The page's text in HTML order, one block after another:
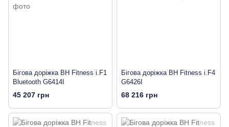
Бігова доріжка BH Fitness i.F1
Bluetooth G6414I
45 207 грн
Бігова доріжка BH Fitness i.F4
G6426I
68 216 грн